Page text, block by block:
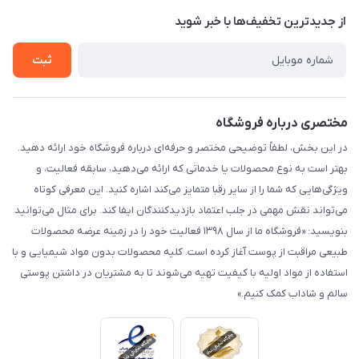
درباره ما
راهنما
از جدید‌ترین تخفیف‌ها با‌ خبر شوید
ثبت
مختصری درباره فروشگاه
در این بخش، لطفاً توضیحی مختصر و حرفه‌ای درباره فروشگاه خود ارائه دهید.
بهتر است به نوع محصولات یا خدماتی که ارائه می‌دهید، سابقه فعالیت، و
ویژگی‌هایی که شما را از سایر رقبا متمایز می‌کند اشاره کنید. این معرفی کوتاه
می‌تواند نقش مهمی در جلب اعتماد بازدیدکنندگان ایفا کند. برای مثال می‌توانید
بنویسید: «فروشگاه ما از سال ۱۳۹۸ فعالیت خود را در زمینه عرضه محصولات
طبیعی مراقبت از پوست آغاز کرده است. کلیه محصولات بدون مواد شیمیایی و با
استفاده از مواد اولیه با کیفیت تهیه می‌شوند تا به مشتریان در داشتن پوستی
سالم و شاداب کمک کنیم.»